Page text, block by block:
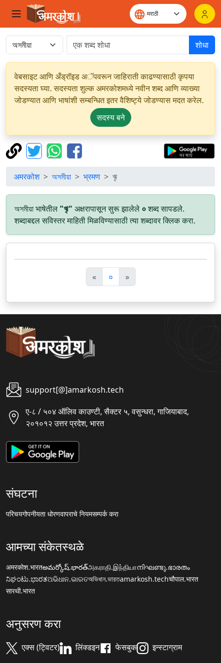
शोधा
वेबसाइट आणि अँड्रॉइड अॅपवरून जाहिराती काढण्यासाठी कृपया
सदस्यता घ्या. सदस्यता शुल्क अमरकोशमध्ये नवीन शब्द आणि व्याख्या
जोडण्यात आणि भाषांशी सम्बन्धित इतर वैशिष्ट्ये जोडण्यास मदत करेल.
सदस्य बने
अमरकोश অসমীয়া भ्रमण ৠ
অসমীয়া भाषेतील "ৠ" अक्षरापासून सुरू झालेले ०शब्द सापडले.
शब्दाबद्दल सविस्तर माहिती मिळविण्यासाठी त्या शब्दावर क्लिक करा.
«पि
छ
ला
० »अ
ग
ला
support[@]amarkosh.tech
ए-८ / ५०४ ऑलिव काउण्टी, सैक्टर ५, वसुन्धरा, गाजियाबाद,
२०१०१२ उत्तर प्रदेश, भारत
संघटना
परिचयगोपनीयता धोरणवापराचे नियमसम्पर्क करा
आमच्या संकेतस्थळे
अमरकोश.भारतఅమర్కోష్.భారత్அகராதி.இந்தியாനിഘണ്ടു.ഭാരതം
ನಿಘಂಟು.ಭಾರತଅଭିଧାନ.ଭାରତঅভিধান.ভারতamarkosh.techचौपाल.भारत
सारथी.भारत
अनुसरण करा
एक्स (ट्विटर) लिंक्डइन फेसबुक इन्स्टाग्राम